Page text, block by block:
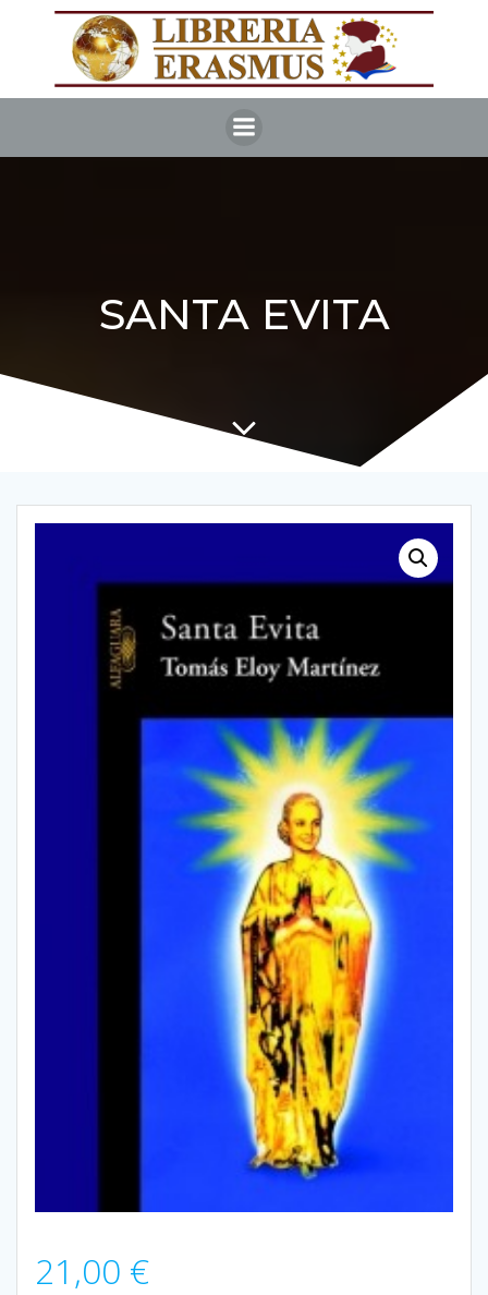
SANTA EVITA
21,00 €